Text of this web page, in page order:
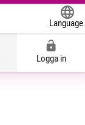
Language
Logga in